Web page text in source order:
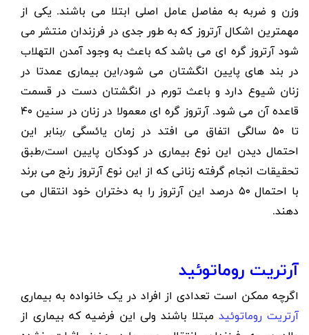
وزن و ضربه به مفاصل عامل اصلی ابتلا می باشند. یکی از
مهمترین اشکال آرتروز که به طور جدی در فرزندان منتشر می
شود آرتروز گره ای می باشد که باعث به وجود آمدن التهلاب
در بند های پایین انگشتان می شود٫این بیماری عمدتا در
زنان شیوع دارد و باعث تورم در انگشتان دست در قسمت
قاعده آن می شود. آرتروز گره ای معمولا در زنان در سنین ۴۰
تا ۵۰ سالگی اتفاق می افتد در زمان یائسگی ٫بنابر این
احتمال دیدن این نوع بیماری در کودکان پایین است٫طبق
تحقیقات انجام گرفته زنانی که از این نوع آرتروز رنج می برند
با احتمال ۵۰ درصد این آرتروز را به دختران خود انتقال می
دهند.
آرتریت روماتوئید
اگرچه ممکن است تعدادی از افراد در یک خانواده به بیماری
آرتریت روماتوئیدمبتلا باشند ولی این فرضیه که بیماری از